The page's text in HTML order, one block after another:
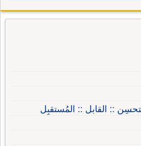
:: القابل :: المُستقبِل